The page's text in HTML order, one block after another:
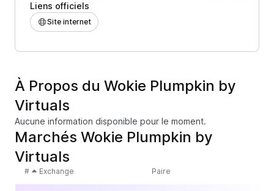
Liens officiels
Site internet
À Propos du Wokie Plumpkin by
Virtuals
Aucune information disponible pour le moment.
Marchés Wokie Plumpkin by
Virtuals
# Exchange Paire